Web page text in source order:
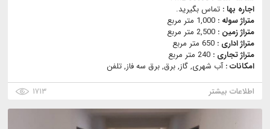
اجاره بها : تماس بگیرید.
متراژ سوله : 1,000 متر مربع
متراژ زمین : 2,500 متر مربع
متراژ اداری : 650 متر مربع
متراژ تجاری : 240 متر مربع
امکانات :آب شهری, گاز, برق, برق سه فاز, تلفن
اطلاعات بیشتر
۱۷۱۳